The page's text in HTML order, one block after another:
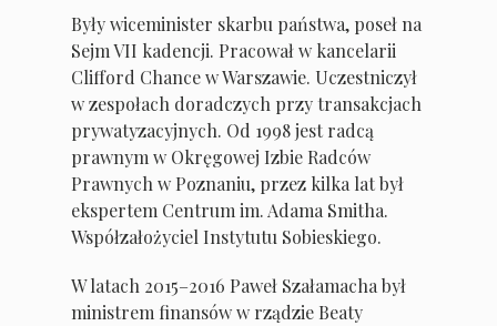
Były wiceminister skarbu państwa, poseł na
Sejm VII kadencji. Pracował w kancelarii
Clifford Chance w Warszawie. Uczestniczył
w zespołach doradczych przy transakcjach
prywatyzacyjnych. Od 1998 jest radcą
prawnym w Okręgowej Izbie Radców
Prawnych w Poznaniu, przez kilka lat był
ekspertem Centrum im. Adama Smitha.
Współzałożyciel Instytutu Sobieskiego.
W latach 2015–2016 Paweł Szałamacha był
ministrem finansów w rządzie Beaty